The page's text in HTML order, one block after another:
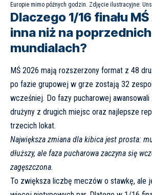
Europie mimo późnych godzin. Zdjęcie ilustracyjne:
Dlaczego 1/16 finału
inna niż na poprzednich
mundialach?
MŚ 2026 mają rozszerzony format z 48
po fazie grupowej w grze zostają 32
wcześniej. Do fazy pucharowej
drużyny z drugich miejsc oraz najlepsze
trzecich lokat.
Największa zmiana dla kibica jest prosta:
dłuższy, ale faza pucharowa zaczyna się
zagęszczona.
To zwiększa liczbę meczów o stawkę, ale